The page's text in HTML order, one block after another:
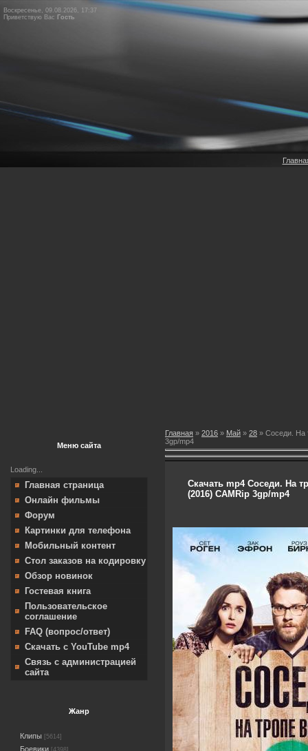
Воскресенье, 09.08.2026, 17:37
Приветствую Вас Гость
Меню сайта
Loading...
Главная страница
Онлайн фильмы
Форум
Картинки для телефона
Мобильный контент
Стол заказов на кодировку
Обзор новинок
Гостевая книга
Пользовательское
соглашение
FAQ (вопрос/ответ)
Скачать с YouTube mp4
Связь с администрацией
сайта
Жанр
Клипы [5614]
Боевики [4398]
Главная » 2016 » Май » 28 » Соседи. На
3gp/mp4
Скачать mp4 Соседи. На
(2016) CAMRip 3gp/mp4